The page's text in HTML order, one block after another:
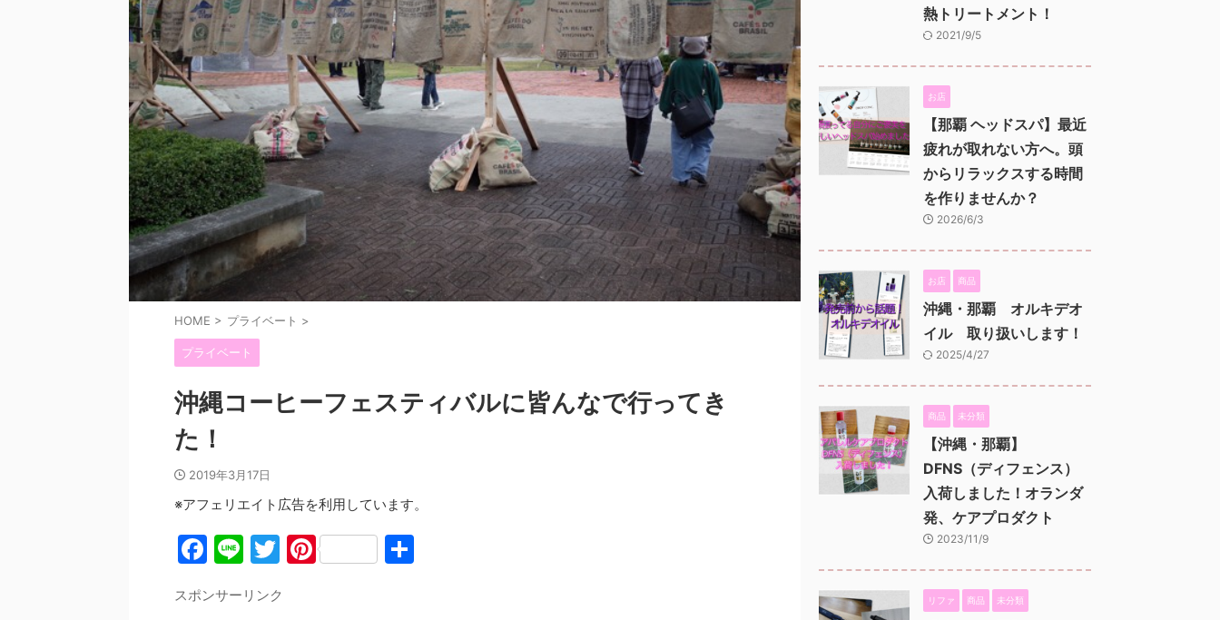
HOME > プライベート >
プライベート
沖縄コーヒーフェスティバルに皆んなで行ってき
た！
2019年3月17日
※アフェリエイト広告を利用しています。
F
c
Li
e
T Pi
スポンサーリンク
熱トリートメント！
2021/9/5
お店
【那覇 ヘッドスパ】最近
疲れが取れない方へ。頭
からリラックスする時間
を作りませんか？
2026/6/3
お店 商品
沖縄・那覇 オルキデオ
イル 取り扱いします！
2025/4/27
商品 未分類
【沖縄・那覇】
DFNS（ディフェンス）
入荷しました！オランダ
発、ケアプロダクト
2023/11/9
リファ 商品 未分類